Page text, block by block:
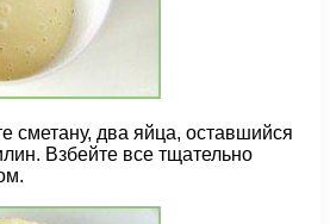
сметану, два яйца, оставшийся
Взбейте все тщательно